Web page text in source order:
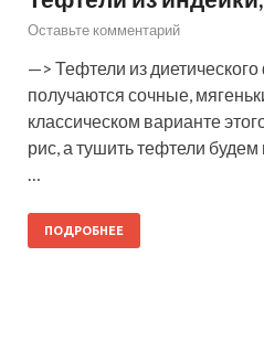
Оставьте комментарий
—> Тефтели из
получаются сочные,
классическом варианте
рис, а тушить тефтели
…
ПОДРОБНЕЕ